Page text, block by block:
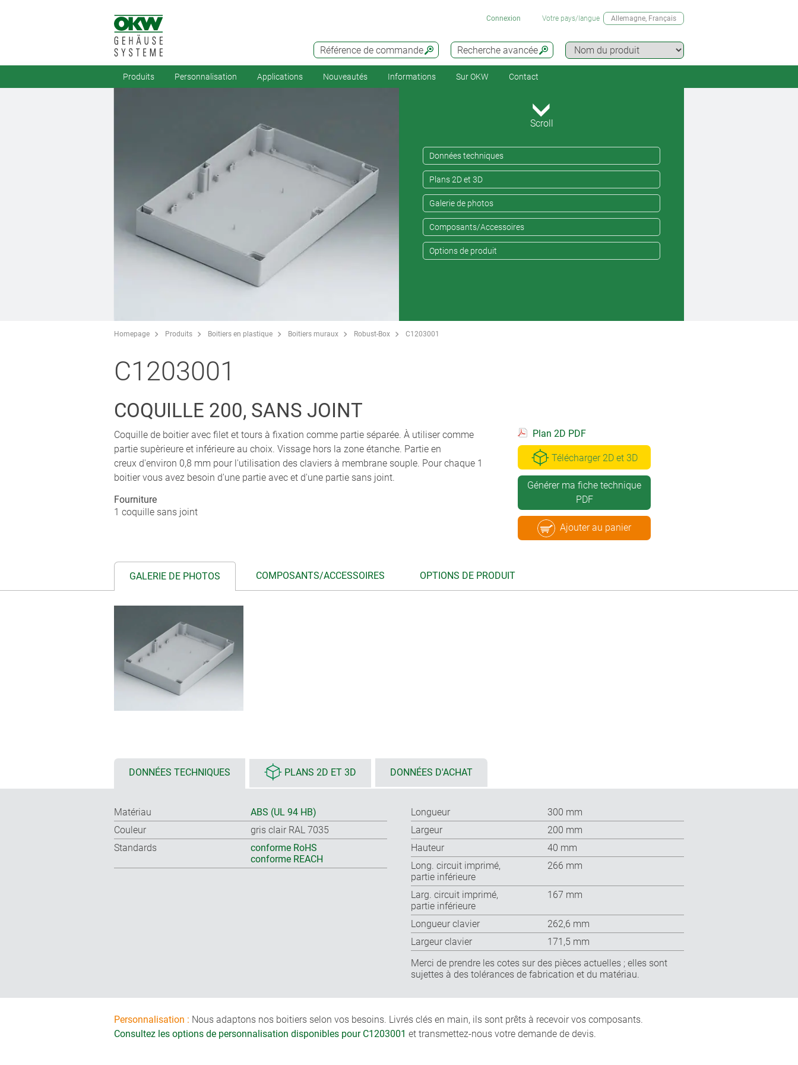
Recherche avancée
Référence de commande
Connexion Votre pays/langue Allemagne, Français
Produits Personnalisation Applications Nouveautés Informations Sur OKW Contact
Scroll
Données techniques
Plans 2D et 3D
Galerie de photos
Composants/Accessoires
Options de produit
Homepage Produits Boitiers en plastique Boitiers muraux Robust-Box C1203001
C1203001
COQUILLE 200, SANS JOINT
Coquille de boitier avec filet et tours à fixation comme partie séparée. À utiliser comme
partie supèrieure et inférieure au choix. Vissage hors la zone étanche. Partie en
creux d'environ 0,8 mm pour l'utilisation des claviers à membrane souple. Pour chaque 1
boitier vous avez besoin d'une partie avec et d'une partie sans joint.
Fourniture
1 coquille sans joint
Plan 2D PDF
Télécharger 2D et 3D
Générer ma fiche technique
PDF
Ajouter au panier
GALERIE DE PHOTOS COMPOSANTS/ACCESSOIRES OPTIONS DE PRODUIT
DONNÉES TECHNIQUES PLANS 2D ET 3D DONNÉES D'ACHAT
Matériau
ABS (UL 94 HB)
Couleur
gris clair RAL 7035
Standards
conforme RoHS
conforme REACH
Longueur
300 mm
Largeur
200 mm
Hauteur
40 mm
Long. circuit imprimé,
partie inférieure
266 mm
Larg. circuit imprimé,
partie inférieure
167 mm
Longueur clavier
262,6 mm
Largeur clavier
171,5 mm
Merci de prendre les cotes sur des pièces actuelles ; elles sont
sujettes à des tolérances de fabrication et du matériau.
Personnalisation : Nous adaptons nos boitiers selon vos besoins. Livrés clés en main, ils sont prêts à recevoir vos composants.
Consultez les options de personnalisation disponibles pour C1203001 et transmettez-nous votre demande de devis.